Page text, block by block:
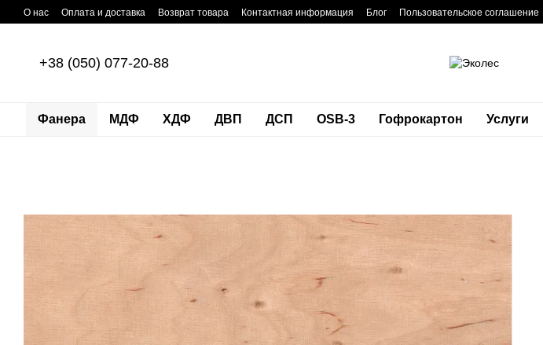
Перейти к основному контенту
О нас Оплата и доставка Возврат товара Контактная информация Блог Пользовательское соглашение
+38 (050) 077-20-88
Фанера МДФ ХДФ ДВП ДСП OSB-3 Гофрокартон Услуги